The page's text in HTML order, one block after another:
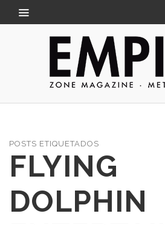
POSTS ETIQUETADOS
FLYING
DOLPHIN